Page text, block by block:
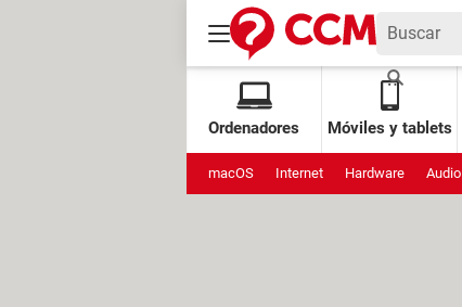
Ordenadores Móviles y tablets
macOS Internet Hardware Audio